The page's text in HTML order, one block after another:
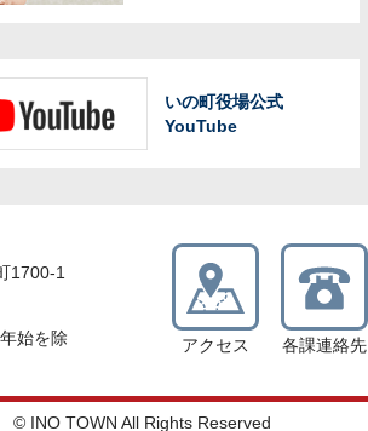
いの町役場公式
YouTube
1700-1
始を除
アクセス 各課連絡先
© INO TOWN All Rights Reserved